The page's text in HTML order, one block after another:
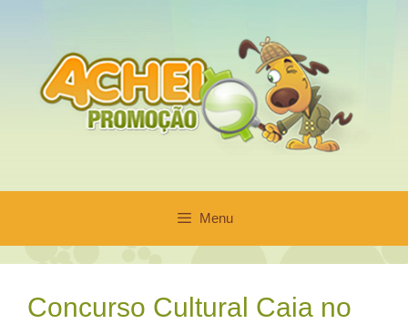
conteúdo
Menu
Concurso Cultural Caia no